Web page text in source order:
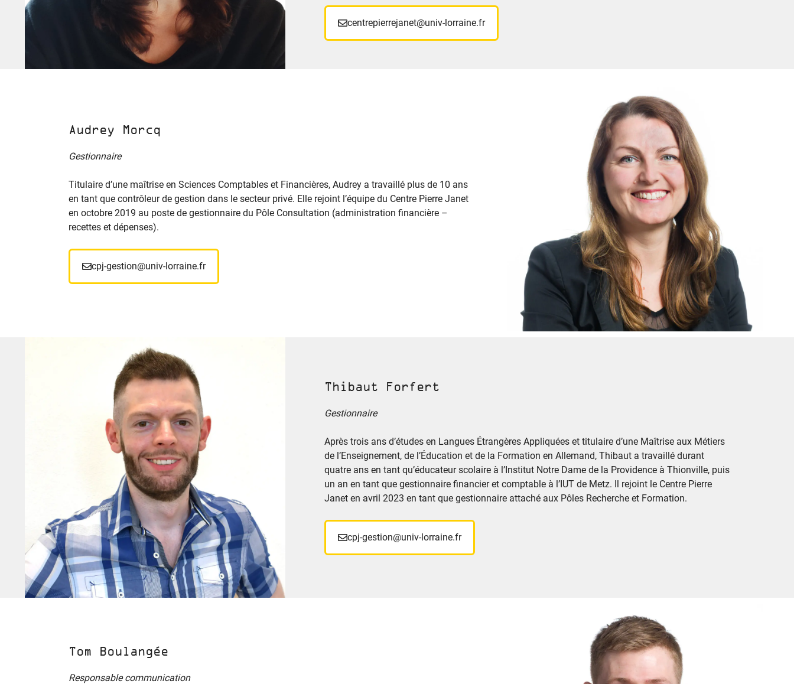
centrepierrejanet@univ-lorraine.fr
Audrey Morcq
Gestionnaire
Titulaire d’une maîtrise en Sciences Comptables et Financières, Audrey a travaillé plus de 10 ans
en tant que contrôleur de gestion dans le secteur privé. Elle rejoint l’équipe du Centre Pierre Janet
en octobre 2019 au poste de gestionnaire du Pôle Consultation (administration financière –
recettes et dépenses).
cpj-gestion@univ-lorraine.fr
Thibaut Forfert
Gestionnaire
Après trois ans d’études en Langues Étrangères Appliquées et titulaire d’une Maîtrise aux Métiers
de l’Enseignement, de l’Éducation et de la Formation en Allemand, Thibaut a travaillé durant
quatre ans en tant qu’éducateur scolaire à l’Institut Notre Dame de la Providence à Thionville, puis
un an en tant que gestionnaire financier et comptable à l’IUT de Metz. Il rejoint le Centre Pierre
Janet en avril 2023 en tant que gestionnaire attaché aux Pôles Recherche et Formation.
cpj-gestion@univ-lorraine.fr
Tom Boulangée
Responsable communication